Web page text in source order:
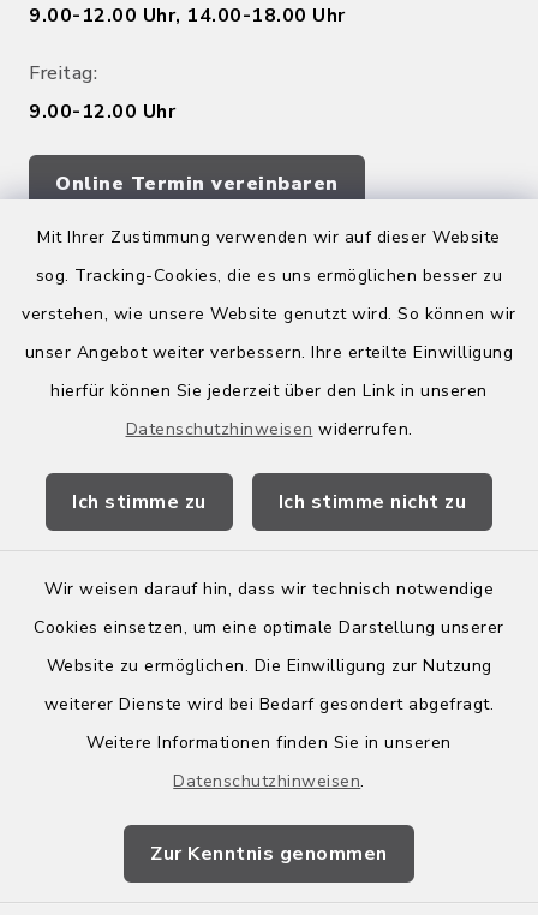
Mit Ihrer Zustimmung verwenden wir auf dieser Website
sog. Tracking-Cookies, die es uns ermöglichen besser zu
verstehen, wie unsere Website genutzt wird. So können wir
unser Angebot weiter verbessern. Ihre erteilte Einwilligung
hierfür können Sie jederzeit über den Link in unseren
Datenschutzhinweisen widerrufen.
Ich stimme zu Ich stimme nicht zu
Wir weisen darauf hin, dass wir technisch notwendige
Cookies einsetzen, um eine optimale Darstellung unserer
Website zu ermöglichen. Die Einwilligung zur Nutzung
weiterer Dienste wird bei Bedarf gesondert abgefragt.
Weitere Informationen finden Sie in unseren
Datenschutzhinweisen.
Zur Kenntnis genommen
9.00-12.00 Uhr, 14.00-18.00 Uhr
Freitag:
9.00-12.00 Uhr
Online Termin vereinbaren
Quicklinks
Kreis Bergstraße
Wirtschaftsregion Bergstraße
Kontakt
Leichte Sprache
Impressum